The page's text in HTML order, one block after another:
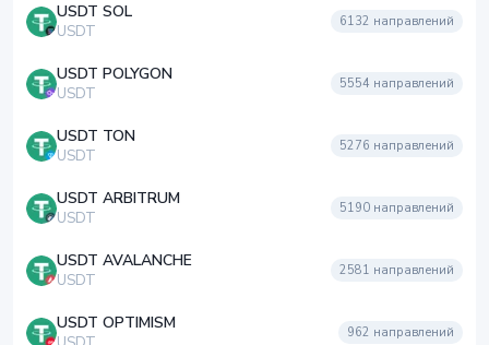
USDT SOL
USDT
6132 направлений
USDT POLYGON
USDT
5554 направлений
USDT TON
USDT
5276 направлений
USDT ARBITRUM
USDT
5190 направлений
USDT AVALANCHE
USDT
2581 направлений
USDT OPTIMISM 962 направлений